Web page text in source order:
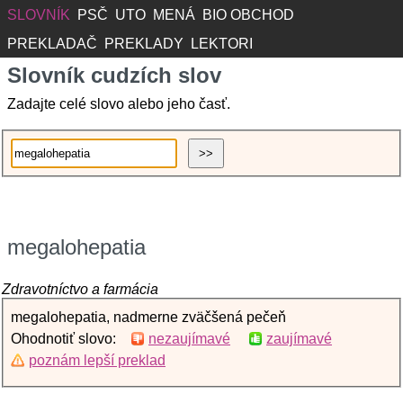
SLOVNÍK PSČ UTO MENÁ
BIO OBCHOD
PREKLADAČ
PREKLADY LEKTORI
Slovník cudzích slov
Zadajte celé slovo alebo jeho časť.
megalohepatia
Zdravotníctvo a farmácia
megalohepatia, nadmerne zväčšená pečeň
Ohodnotiť slovo:
nezaujímavé
zaujímavé
poznám lepší preklad